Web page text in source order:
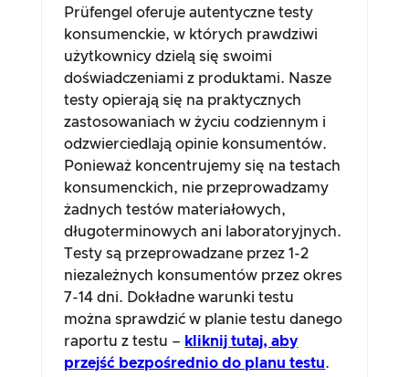
Prüfengel oferuje autentyczne testy
konsumenckie, w których prawdziwi
użytkownicy dzielą się swoimi
doświadczeniami z produktami. Nasze
testy opierają się na praktycznych
zastosowaniach w życiu codziennym i
odzwierciedlają opinie konsumentów.
Ponieważ koncentrujemy się na testach
konsumenckich, nie przeprowadzamy
żadnych testów materiałowych,
długoterminowych ani laboratoryjnych.
Testy są przeprowadzane przez 1-2
niezależnych konsumentów przez okres
7-14 dni. Dokładne warunki testu
można sprawdzić w planie testu danego
raportu z testu – kliknij tutaj, aby
przejść bezpośrednio do planu testu.